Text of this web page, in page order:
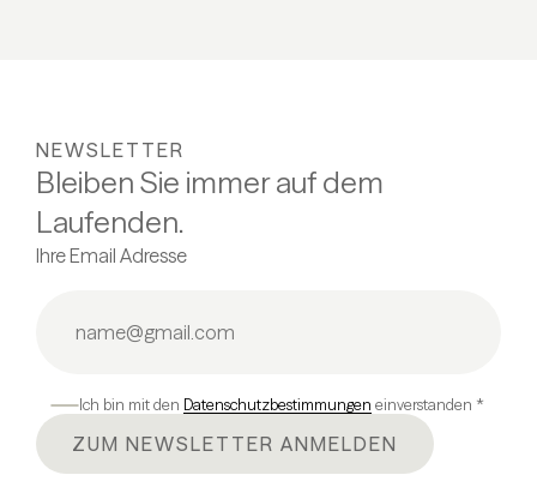
NEWSLETTER
Bleiben Sie immer auf dem
Laufenden.
Ihre Email Adresse
Ich bin mit den Datenschutzbestimmungen einverstanden *
ZUM NEWSLETTER ANMELDEN